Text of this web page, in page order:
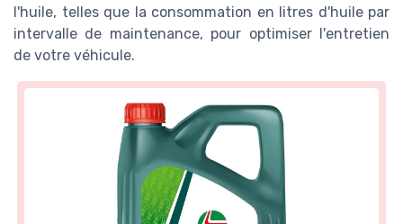
l'huile, telles que la consommation en litres d'huile par
intervalle de maintenance, pour optimiser l'entretien
de votre véhicule.